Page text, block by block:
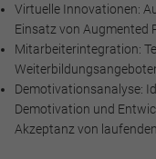
Virtuelle Innovationen:
Einsatz von Augmented
Mitarbeiterintegration:
Demotivationsanalyse:
Demotivation und
Akzeptanz von
Marketing
Marketing und
anonymes Tracking